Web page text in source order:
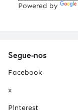
Powered by
Segue-nos
Facebook
x
Pinterest